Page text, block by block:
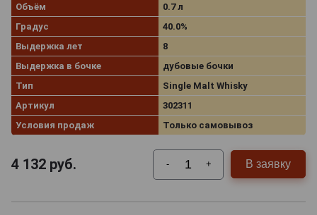
Объём
0.7 л
Градус
40.0%
Выдержка лет
8
Выдержка в бочке
дубовые бочки
Тип
Single Malt Whisky
Артикул
302311
Условия продаж
Только самовывоз
4 132 руб. - + В заявку